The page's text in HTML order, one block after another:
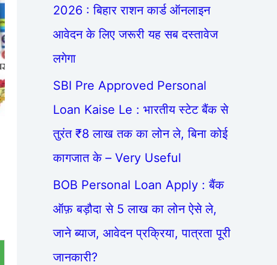
2026 : बिहार राशन कार्ड ऑनलाइन
आवेदन के लिए जरूरी यह सब दस्तावेज
लगेगा
SBI Pre Approved Personal
Loan Kaise Le : भारतीय स्टेट बैंक से
तुरंत ₹8 लाख तक का लोन ले, बिना कोई
कागजात के – Very Useful
BOB Personal Loan Apply : बैंक
ऑफ़ बड़ौदा से 5 लाख का लोन ऐसे ले,
जाने ब्याज, आवेदन प्रक्रिया, पात्रता पूरी
जानकारी?